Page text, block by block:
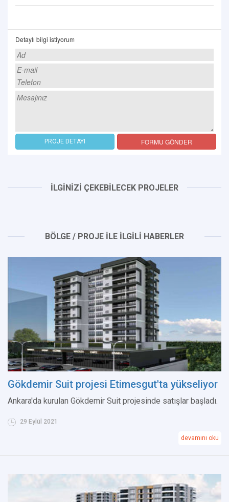
Detaylı bilgi istiyorum
PROJE DETAYI FORMU GÖNDER
İLGİNİZİ ÇEKEBİLECEK PROJELER
BÖLGE / PROJE İLE İLGİLİ HABERLER
Gökdemir Suit projesi Etimesgut'ta yükseliyor
Ankara'da kurulan Gökdemir Suit projesinde satışlar başladı.
29 Eylül 2021
devamını oku